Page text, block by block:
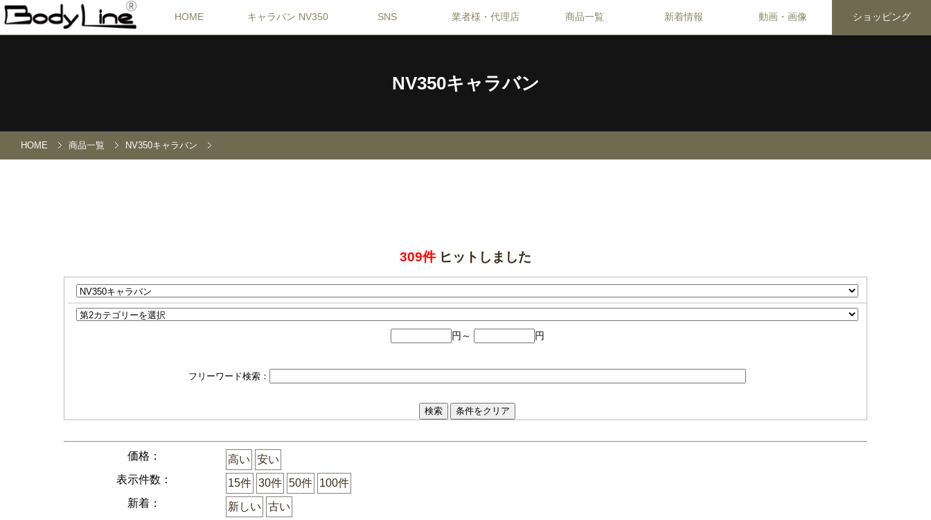
HOME キャラバン NV350 SNS 業者様・代理店 商品一覧 新着情報 動画・画像 ショッピング
NV350キャラバン
HOME 商品一覧 NV350キャラバン
309件ヒットしました
円～ 円
フリーワード検索：
価格： 高い
安い
表示件数：
15件 30件 50件
100件
新着：
新しい 古い